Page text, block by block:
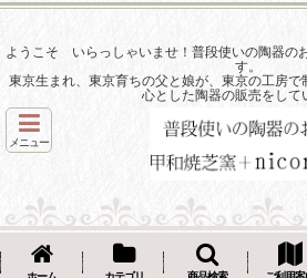
ようこそ いらっしゃいませ！普段使いの陶器の
す。
東京生まれ、東京育ちの父と娘が、東京の工房
心とした陶器の販売をして
メニュー